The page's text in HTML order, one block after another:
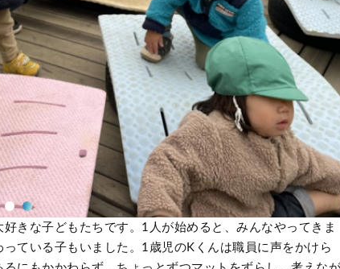
きな子どもたちです。1人が始めると、みんなやってきま
ている子もいました。1歳児のKくんは職員に声をかけら